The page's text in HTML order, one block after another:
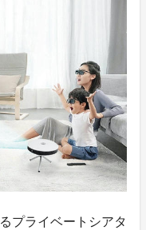
プライベートシアタ